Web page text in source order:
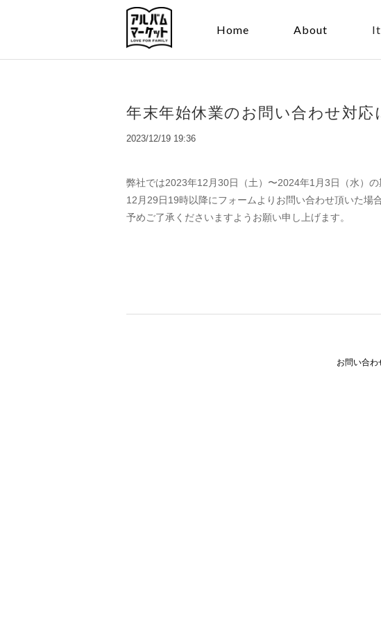
Home About
年末年始休業のお問い合わせ対応
2023/12/19 19:36
弊社では2023年12月30日（土）〜2024年1月3日（水）の
12月29日19時以降にフォームよりお問い合わせ頂いた場
予めご了承くださいますようお願い申し上げます。
お問い合わ